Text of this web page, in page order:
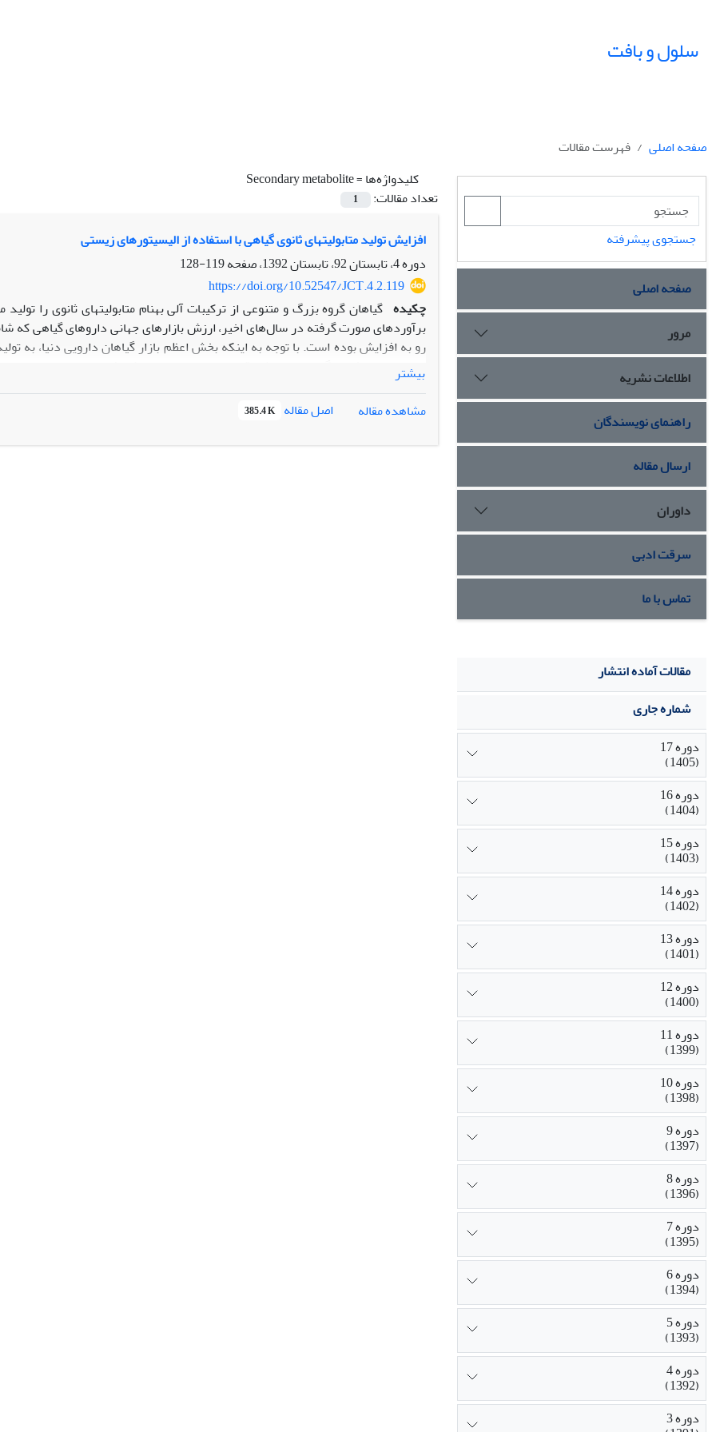
سلول و بافت
صفحه اصلی
فهرست مقالات
کلیدواژه‌ها =Secondary metabolite
تعداد مقالات:
1
افزایش تولید متابولیت‎های ثانوی گیاهی با استفاده از الیسیتورهای زیستی
دوره 4، تابستان 92، تابستان 1392، صفحه
119-128
https://doi.org/10.52547/JCT.4.2.119
چکیده
رو به افزایش بوده است. با توجه به اینکه بخش اعظم بازار گیاهان دارویی دنیا، به
بیشتر
مشاهده مقاله
اصل مقاله 385.4 K
جستجوی پیشرفته
صفحه اصلی
مرور
اطلاعات نشریه
راهنمای نویسندگان
ارسال مقاله
داوران
سرقت ادبی
تماس با ما
مقالات آماده انتشار
شماره جاری
دوره 17
(1405)
دوره 16
(1404)
دوره 15
(1403)
دوره 14
(1402)
دوره 13
(1401)
دوره 12
(1400)
دوره 11
(1399)
دوره 10
(1398)
دوره 9
(1397)
دوره 8
(1396)
دوره 7
(1395)
دوره 6
(1394)
دوره 5
(1393)
دوره 4
(1392)
دوره 3